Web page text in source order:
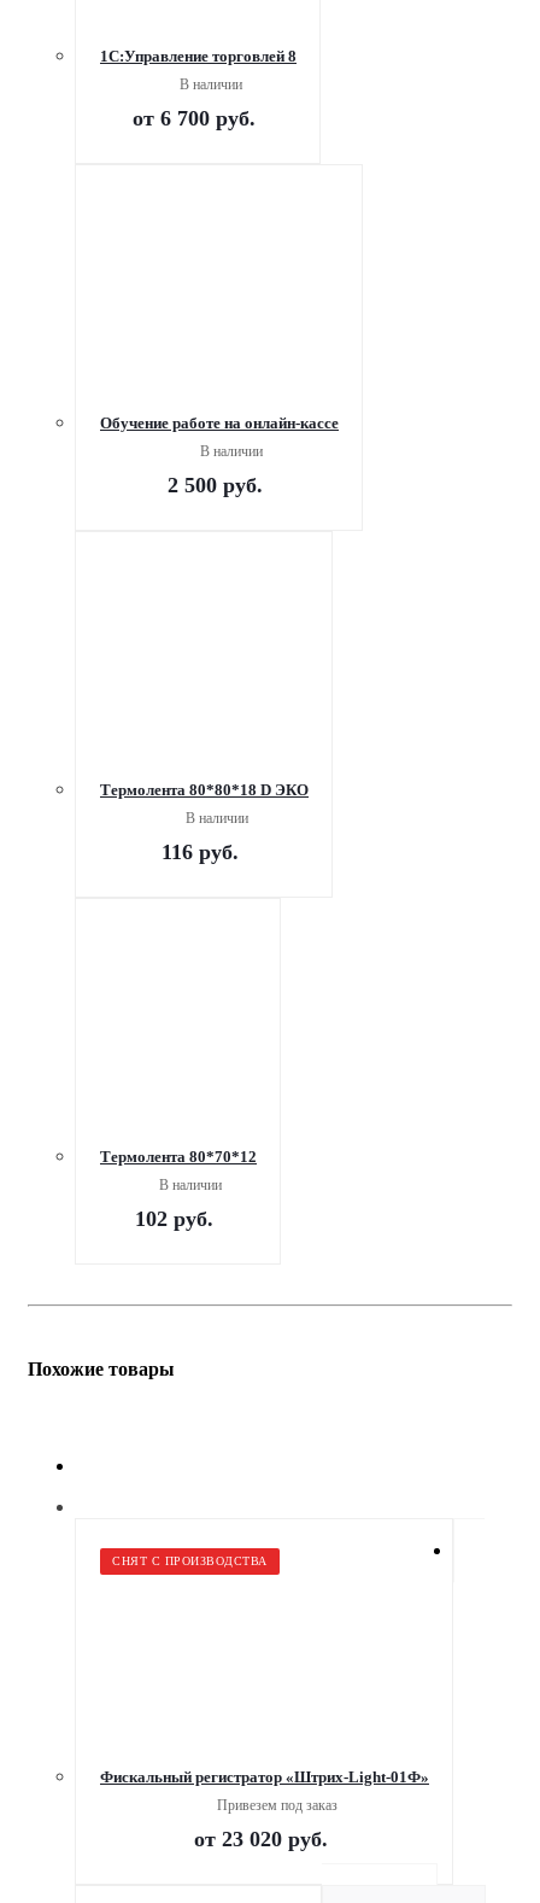
1С:Управление торговлей 8
В наличии
от 6 700 руб.
Обучение работе на онлайн-кассе
В наличии
2 500 руб.
Термолента 80*80*18 D ЭКО
В наличии
116 руб.
Термолента 80*70*12
В наличии
102 руб.
Похожие товары
СНЯТ С ПРОИЗВОДСТВА
Фискальный регистратор «Штрих-Light-01Ф»
Привезем под заказ
от 23 020 руб.